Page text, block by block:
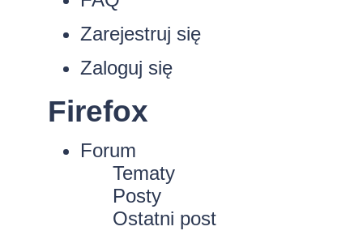
Zarejestruj się
Zaloguj się
Firefox
Forum
Tematy
Posty
Ostatni post